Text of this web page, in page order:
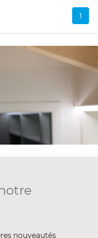
1
nouveautés